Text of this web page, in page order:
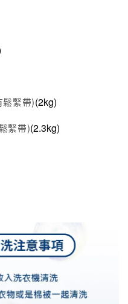
鬆緊帶)(2kg)
緊帶)(2.3kg)